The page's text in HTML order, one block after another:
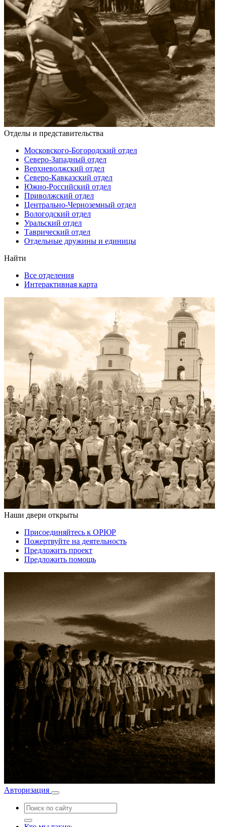
Отделы и представительства
Московского-Богородский отдел
Северо-Западный отдел
Верхневолжский отдел
Северо-Кавказский отдел
Южно-Российский отдел
Приволжский отдел
Центрально-Черноземный отдел
Вологодский отдел
Уральский отдел
Таврический отдел
Отдельные дружины и единицы
Найти
Все отделения
Интерактивная карта
Наши двери открыты
Присоединяйтесь к ОРЮР
Пожертвуйте на деятельность
Предложить проект
Предложить помощь
Авторизация